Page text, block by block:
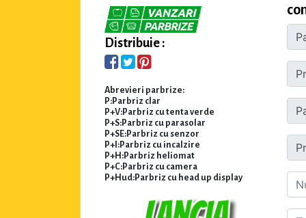
Distribuie :
Abrevieri parbrize:
P:Parbriz clar
P+V:Parbriz cu tenta verde
P+S:Parbriz cu parasolar
P+SE:Parbriz cu senzor
P+I:Parbriz cu incalzire
P+H:Parbriz heliomat
P+C:Parbriz cu camera
P+Hud:Parbriz cu head up display